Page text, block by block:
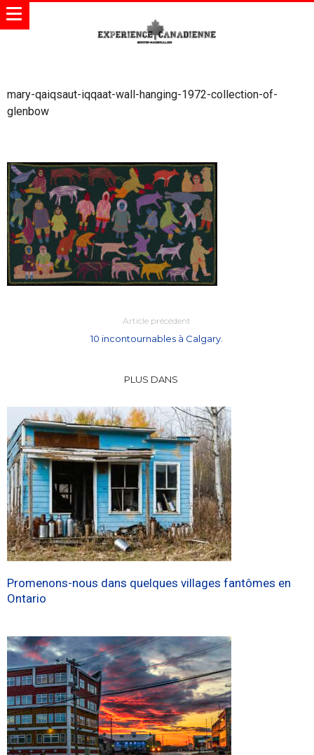
mary-qaiqsaut-iqqaat-wall-hanging-1972-collection-of-
glenbow
Article précédent
10 incontournables à Calgary.
PLUS DANS
Promenons-nous dans quelques villages fantômes en
Ontario